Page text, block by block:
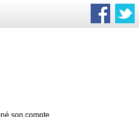
son compte